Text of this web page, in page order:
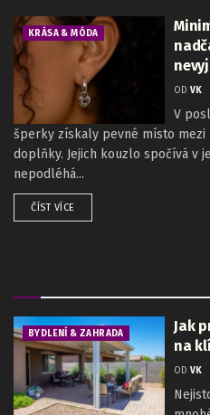
KRÁSA & MÓDA
OD VK
V
šperky získaly pevné místo
doplňky. Jejich kouzlo spočívá v
nepodléhá...
ČÍST VÍCE
BYDLENÍ & ZAHRADA
Jak
na
OD VK